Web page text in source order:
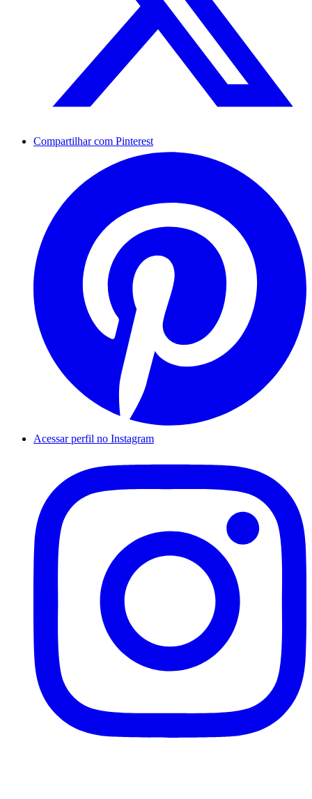
Compartilhar com Pinterest
Acessar perfil no Instagram